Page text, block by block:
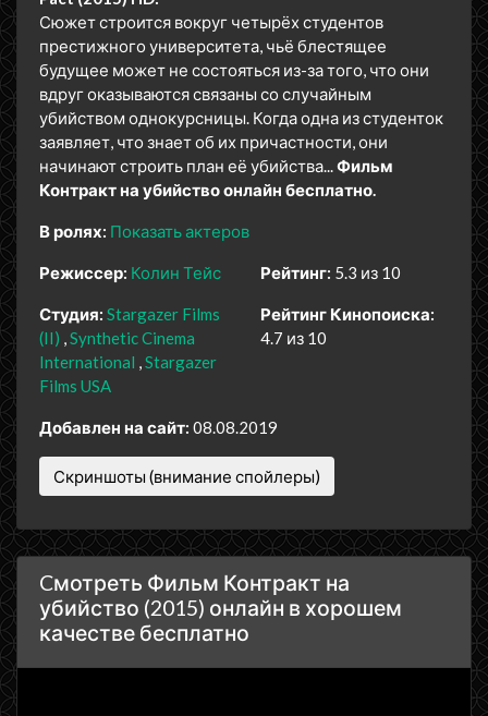
Сюжет строится вокруг четырёх студентов
престижного университета, чьё блестящее
будущее может не состояться из-за того, что они
вдруг оказываются связаны со случайным
убийством однокурсницы. Когда одна из студенток
заявляет, что знает об их причастности, они
начинают строить план её убийства... Фильм
Контракт на убийство онлайн бесплатно.
В ролях: Показать актеров
Режиссер: Колин Тейс
Студия: Stargazer Films
(II) Synthetic Cinema
International Stargazer
Films USA
Рейтинг: 5.3 из 10
Рейтинг Кинопоиска:
4.7 из 10
Добавлен на сайт: 08.08.2019
Скриншоты (внимание спойлеры)
Cмотреть Фильм Контракт на
убийство (2015) онлайн в хорошем
качестве бесплатно